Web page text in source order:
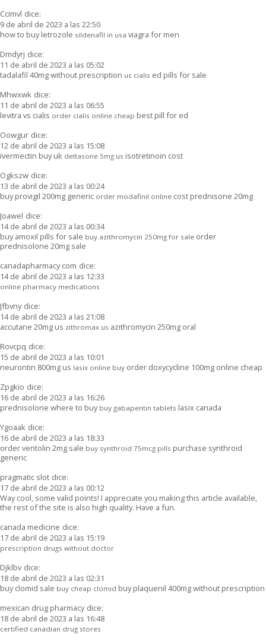
Ccimvl dice:
9 de abril de 2023 a las 22:50
how to buy letrozole sildenafil in usa viagra for men
Dmdyrj dice:
11 de abril de 2023 a las 05:02
tadalafil 40mg without prescription us cialis ed pills for sale
Mhwxwk dice:
11 de abril de 2023 a las 06:55
levitra vs cialis order cialis online cheap best pill for ed
Oowgur dice:
12 de abril de 2023 a las 15:08
ivermectin buy uk deltasone 5mg us isotretinoin cost
Ogkszw dice:
13 de abril de 2023 a las 00:24
buy provigil 200mg generic order modafinil online cost prednisone 20mg
Joawel dice:
14 de abril de 2023 a las 00:34
buy amoxil pills for sale buy azithromycin 250mg for sale order
prednisolone 20mg sale
canadapharmacy com dice:
14 de abril de 2023 a las 12:33
online pharmacy medications
Jfbvny dice:
14 de abril de 2023 a las 21:08
accutane 20mg us zithromax us azithromycin 250mg oral
Rovcpq dice:
15 de abril de 2023 a las 10:01
neurontin 800mg us lasix online buy order doxycycline 100mg online cheap
Zpgkio dice:
16 de abril de 2023 a las 16:26
prednisolone where to buy buy gabapentin tablets lasix canada
Ygoaak dice:
16 de abril de 2023 a las 18:33
order ventolin 2mg sale buy synthroid 75mcg pills purchase synthroid
generic
pragmatic slot dice:
17 de abril de 2023 a las 00:12
Way cool, some valid points! I appreciate you making this article available,
the rest of the site is also high quality. Have a fun.
canada medicine dice:
17 de abril de 2023 a las 15:19
prescription drugs without doctor
Djklbv dice:
18 de abril de 2023 a las 02:31
buy clomid sale buy cheap clomid buy plaquenil 400mg without prescription
mexican drug pharmacy dice:
18 de abril de 2023 a las 16:48
certified canadian drug stores